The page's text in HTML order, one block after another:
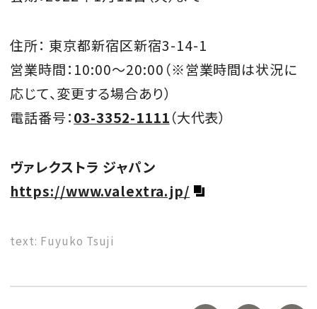
住所： 東京都新宿区新宿3-14-1
営業時間： 10:00～20:00 （※営業時間は状況に
応じて、変更する場合あり）
電話番号：03-3352-1111（大代表）
ヴァレクストラ ジャパン
https://www.valextra.jp/
text: Fuyuko Tsuji